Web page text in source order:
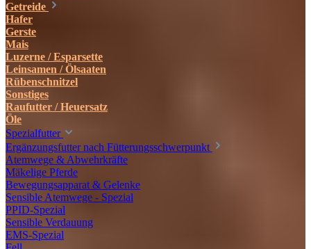
Getreide
Hafer
Gerste
Mais
Luzerne / Esparsette
Leinsamen / Ölsaaten
Rübenschnitzel
Sonstiges
Raufutter / Heuersatz
Öle
Spezialfutter
Ergänzungsfutter nach Fütterungsschwerpunkt
Atemwege & Abwehrkräfte
Mäkelige Pferde
Bewegungsapparat & Gelenke
Sensible Atemwege - Spezial
PPID-Spezial
Sensible Verdauung
EMS-Spezial